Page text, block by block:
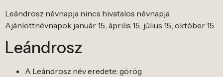
Leándrosz névnapja nincs hivatalos névnapja.
Ajánlottnévnapok január 15., április 15., július 15., október 15.
Leándrosz
A Leándrosz név eredete: görög